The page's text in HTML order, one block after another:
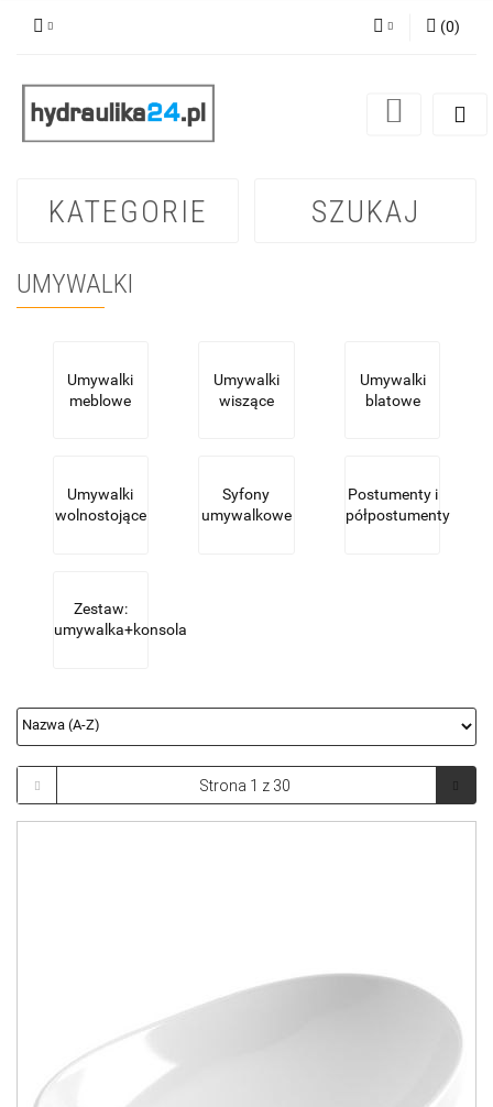
Zarejestruj się
(0)
KATEGORIE SZUKAJ
UMYWALKI
Umywalki
meblowe
Umywalki
wiszące
Umywalki
blatowe
Umywalki
wolnostojące
Syfony
umywalkowe
Postumenty i
półpostumenty
Zestaw:
umywalka+konsola